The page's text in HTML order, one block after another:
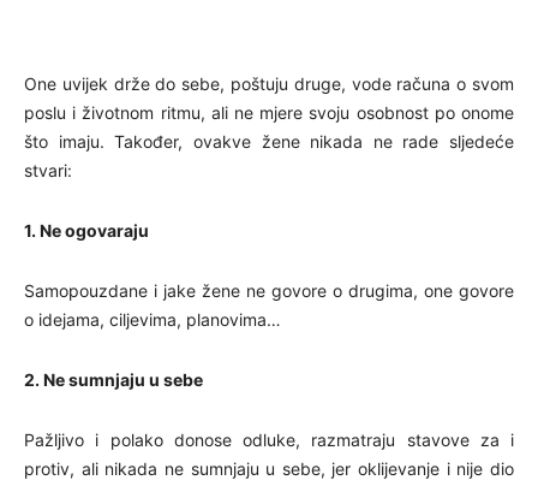
One uvijek drže do sebe, poštuju druge, vode računa o svom
poslu i životnom ritmu, ali ne mjere svoju osobnost po onome
što imaju. Također, ovakve žene nikada ne rade sljedeće
stvari:
1. Ne ogovaraju
Samopouzdane i jake žene ne govore o drugima, one govore
o idejama, ciljevima, planovima…
2. Ne sumnjaju u sebe
Pažljivo i polako donose odluke, razmatraju stavove za i
protiv, ali nikada ne sumnjaju u sebe, jer oklijevanje i nije dio